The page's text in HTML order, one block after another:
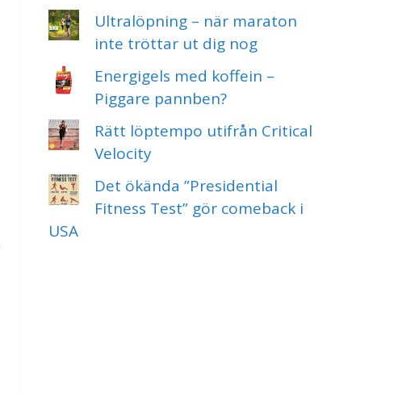
Ultralöpning – när maraton
inte tröttar ut dig nog
Energigels med koffein –
Piggare pannben?
Rätt löptempo utifrån Critical
Velocity
Det ökända ”Presidential
Fitness Test” gör comeback i
USA